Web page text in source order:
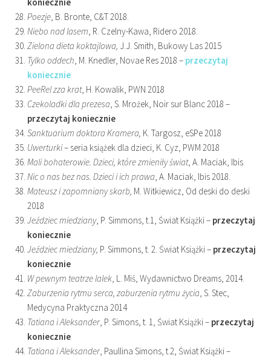
Poezje, B. Bronte, C&T 2018.
Niebo nad lasem, R. Czelny-Kawa, Ridero 2018.
Zielona dieta koktajlowa, J.J. Smith, Bukowy Las 2015
Tylko oddech, M. Knedler, Novae Res 2018 – przeczytaj
koniecznie
PeeRel zza krat, H. Kowalik, PWN 2018
Czekoladki dla prezesa, S. Mrożek, Noir sur Blanc 2018 –
przeczytaj koniecznie
Sanktuarium doktora Kramera, K. Targosz, eSPe 2018
Uwerturki– seria książek dla dzieci, K. Cyz, PWM 2018
Mali bohaterowie. Dzieci, które zmieniły świat, A. Maciak, Ibis
Nic o nas bez nas. Dzieci i ich prawa, A. Maciak, Ibis 2018.
Mateusz i zapomniany skarb, M. Witkiewicz, Od deski do deski
2018
Jeździec miedziany, P. Simmons, t.1, Świat Książki – przeczytaj
koniecznie
Jeździec miedziany, P. Simmons, t. 2. Świat Książki – przeczytaj
koniecznie
W pewnym teatrze lalek, L. Miś, Wydawnictwo Dreams, 2014.
Zaburzenia rytmu serca, zaburzenia rytmu życia, S. Stec,
Medycyna Praktyczna 2014
Tatiana i Aleksander, P. Simons, t. 1, Świat Książki – przeczytaj
koniecznie
Tatiana i Aleksander, Paullina Simons, t.2, Świat Książki –